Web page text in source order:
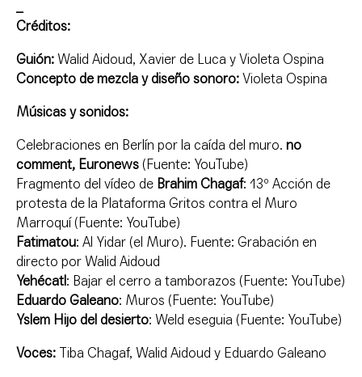
Créditos:
Guión:Walid Aidoud, Xavier de Luca y Violeta Ospina
Concepto de mezcla y diseño sonoro:Violeta Ospina
Músicas y sonidos:
Celebraciones en Berlín por la caída del muro. no
comment, Euronews(Fuente: YouTube)
Fragmento del vídeo de Brahim Chagaf: 13º Acción de
protesta de la Plataforma Gritos contra el Muro
Marroquí (Fuente: YouTube)
Fatimatou: Al Yidar (el Muro). Fuente: Grabación en
directo por Walid Aidoud
Yehécatl: Bajar el cerro a tamborazos (Fuente: YouTube)
Eduardo Galeano: Muros (Fuente: YouTube)
Yslem Hijo del desierto: Weld eseguia (Fuente: YouTube)
Voces: Tiba Chagaf, Walid Aidoud y Eduardo Galeano